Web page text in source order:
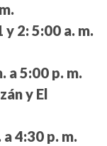
y 2: 5:00 a. m.
a 5:00 p. m.
y El
a 4:30 p. m.